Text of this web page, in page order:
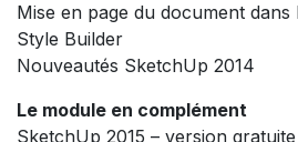
Mise en page du document dans
Style Builder
Nouveautés SketchUp 2014
Le module en complément
SketchUp 2015 – version